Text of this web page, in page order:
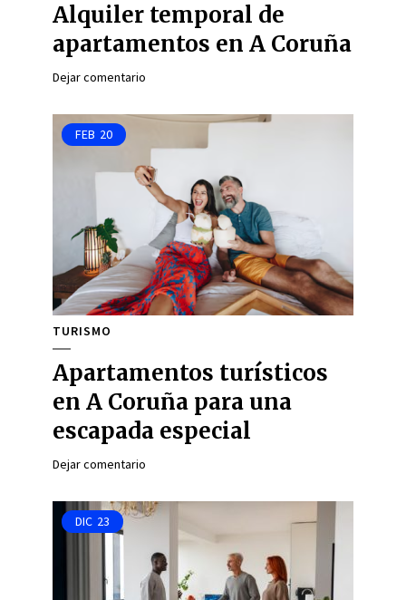
Alquiler temporal de
apartamentos en A Coruña
Dejar comentario
FEB 20
TURISMO
Apartamentos turísticos
en A Coruña para una
escapada especial
Dejar comentario
DIC 23